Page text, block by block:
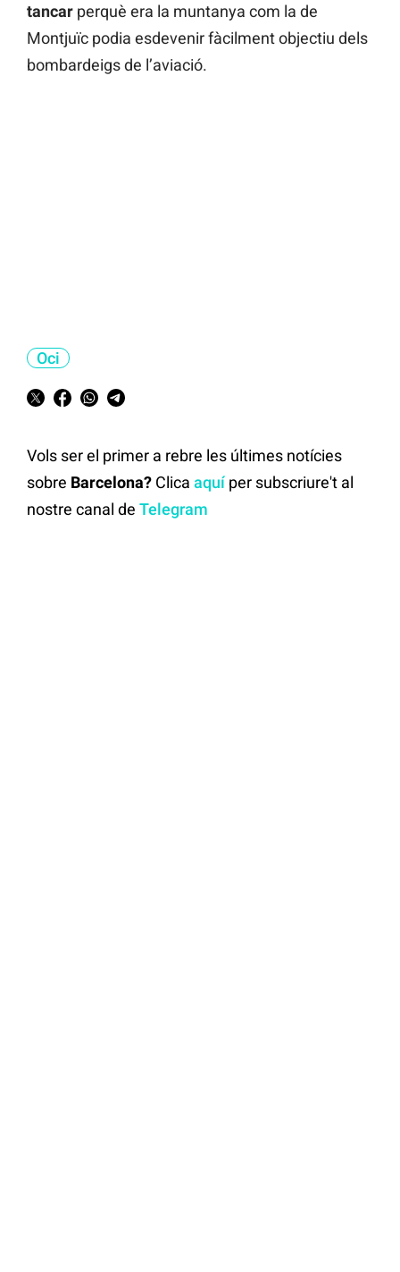
tancar perquè era la muntanya com la de
Montjuïc podia esdevenir fàcilment objectiu dels
bombardeigs de l’aviació.
Oci
Vols ser el primer a rebre les últimes notícies
sobre Barcelona? Clica aquíper subscriure't al
nostre canal de Telegram